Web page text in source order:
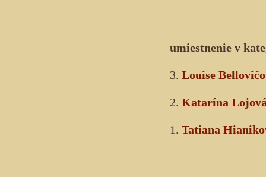
umiestnenie v
3. Louise
2. Katarína
1. Tatiana